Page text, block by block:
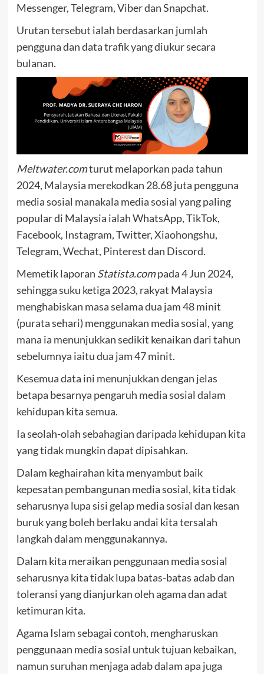
Messenger, Telegram, Viber dan Snapchat.
Urutan tersebut ialah berdasarkan jumlah
pengguna dan data trafik yang diukur secara
bulanan.
Meltwater.comturut melaporkan pada tahun
2024, Malaysia merekodkan 28.68 juta pengguna
media sosial manakala media sosial yang paling
popular di Malaysia ialah WhatsApp, TikTok,
Facebook, Instagram, Twitter, Xiaohongshu,
Telegram, Wechat, Pinterest dan Discord.
Memetik laporan Statista.compada 4 Jun 2024,
sehingga suku ketiga 2023, rakyat Malaysia
menghabiskan masa selama dua jam 48 minit
(purata sehari) menggunakan media sosial, yang
mana ia menunjukkan sedikit kenaikan dari tahun
sebelumnya iaitu dua jam 47 minit.
Kesemua data ini menunjukkan dengan jelas
betapa besarnya pengaruh media sosial dalam
kehidupan kita semua.
Ia seolah-olah sebahagian daripada kehidupan kita
yang tidak mungkin dapat dipisahkan.
Dalam keghairahan kita menyambut baik
kepesatan pembangunan media sosial, kita tidak
seharusnya lupa sisi gelap media sosial dan kesan
buruk yang boleh berlaku andai kita tersalah
langkah dalam menggunakannya.
Dalam kita meraikan penggunaan media sosial
seharusnya kita tidak lupa batas-batas adab dan
toleransi yang dianjurkan oleh agama dan adat
ketimuran kita.
Agama Islam sebagai contoh, mengharuskan
penggunaan media sosial untuk tujuan kebaikan,
namun suruhan menjaga adab dalam apa juga